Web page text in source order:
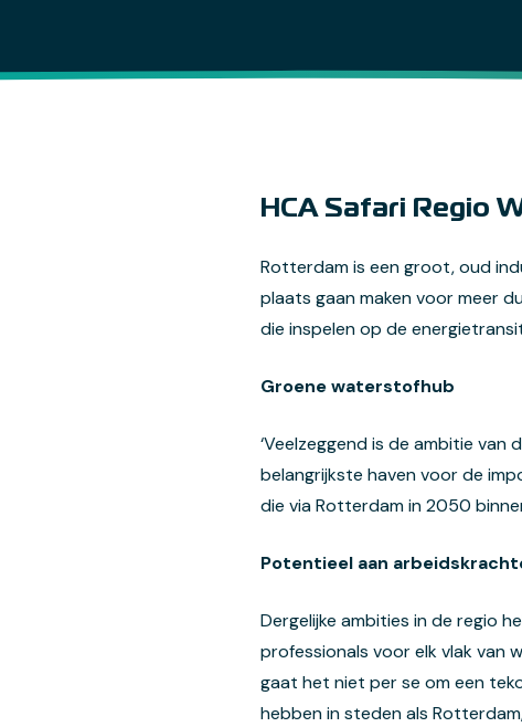
HCA Safari Regio
Rotterdam is een groot, oud
plaats gaan maken voor meer
die inspelen op de
Groene waterstofhub
‘Veelzeggend is de ambitie van
belangrijkste haven voor de
die via Rotterdam in 2050
Potentieel aan
Dergelijke ambities in de regio
professionals voor elk vlak van
gaat het niet per se om een
hebben in steden als